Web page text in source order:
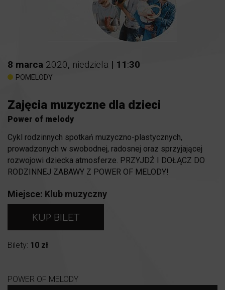
8 marca 2020, niedziela | 11:30
POMELODY
Zajęcia muzyczne dla dzieci
Power of melody
Cykl rodzinnych spotkań muzyczno-plastycznych,
prowadzonych w swobodnej, radosnej oraz sprzyjającej
rozwojowi dziecka atmosferze. PRZYJDŹ I DOŁĄCZ DO
RODZINNEJ ZABAWY Z POWER OF MELODY!
Miejsce: Klub muzyczny
KUP BILET
Bilety: 10 zł
POWER OF MELODY